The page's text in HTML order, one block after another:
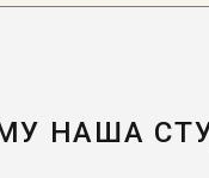
НАША